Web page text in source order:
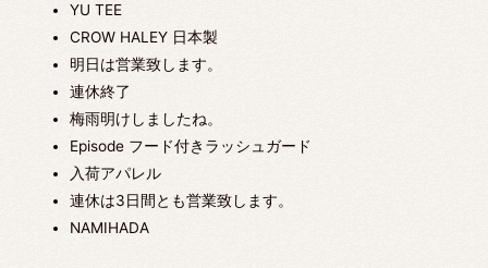
YU TEE
CROW HALEY 日本製
明日は営業致します。
連休終了
梅雨明けしましたね。
Episode フード付きラッシュガード
入荷アパレル
連休は3日間とも営業致します。
NAMIHADA